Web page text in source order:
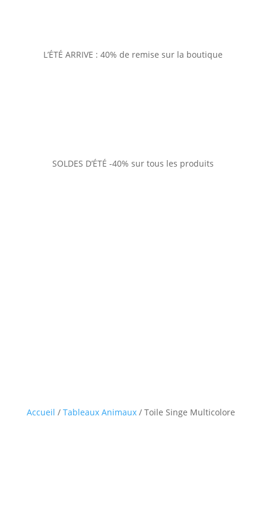
L’ÉTÉ ARRIVE : 40% de remise sur la boutique
SOLDES D’ÉTÉ -40% sur tous les produits
Accueil / Tableaux Animaux/ Toile Singe Multicolore